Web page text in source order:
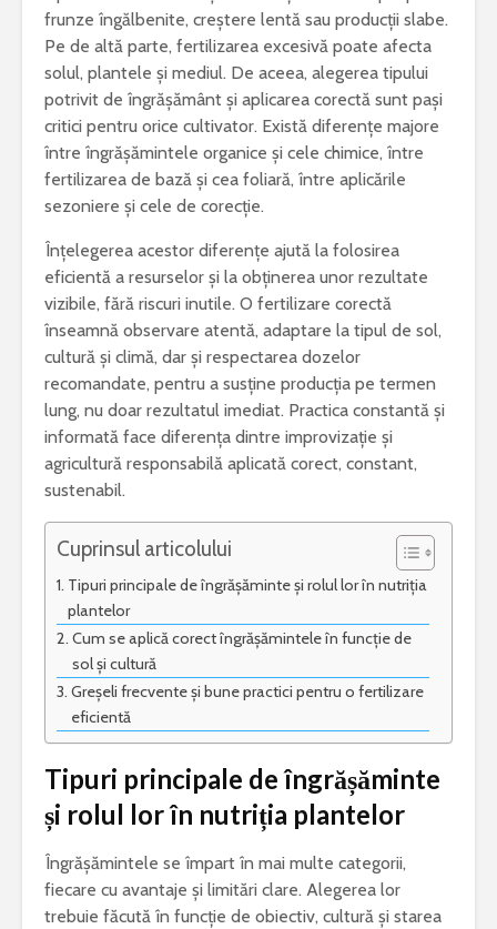
frunze îngălbenite, creștere lentă sau producții slabe.
Pe de altă parte, fertilizarea excesivă poate afecta
solul, plantele și mediul. De aceea, alegerea tipului
potrivit de îngrășământ și aplicarea corectă sunt pași
critici pentru orice cultivator. Există diferențe majore
între îngrășămintele organice și cele chimice, între
fertilizarea de bază și cea foliară, între aplicările
sezoniere și cele de corecție.
Înțelegerea acestor diferențe ajută la folosirea
eficientă a resurselor și la obținerea unor rezultate
vizibile, fără riscuri inutile. O fertilizare corectă
înseamnă observare atentă, adaptare la tipul de sol,
cultură și climă, dar și respectarea dozelor
recomandate, pentru a susține producția pe termen
lung, nu doar rezultatul imediat. Practica constantă și
informată face diferența dintre improvizație și
agricultură responsabilă aplicată corect, constant,
sustenabil.
Cuprinsul articolului
Tipuri principale de îngrășăminte și rolul lor în nutriția
plantelor
Cum se aplică corect îngrășămintele în funcție de
sol și cultură
Greșeli frecvente și bune practici pentru o fertilizare
eficientă
Tipuri principale de îngrășăminte
și rolul lor în nutriția plantelor
Îngrășămintele se împart în mai multe categorii,
fiecare cu avantaje și limitări clare. Alegerea lor
trebuie făcută în funcție de obiectiv, cultură și starea
și cum
prevenite
„Iona” de Marin
Sorescu – opera ce
a schimbat
percepția asupra
teatrului
Esti pasionat de muzica? Invata un
instrument care ti se potriveste
Text argumentativ despre iubire
Ce este acneea
NUVELA REALISTA
CU ELEMENTE DE
PSIHOLOGICA -MOARA
NOROC – Ioan Slavici
Vrei sa fii